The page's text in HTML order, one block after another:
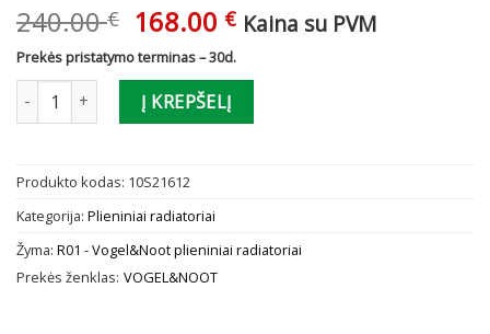
240.00€ Original
price
was:
240.00 €.
168.00 €Current
is:
Kaina su PVM
Prekės pristatymo terminas – 30d.
produkto kiekis: Radiatorius Vogel&Noot C21, 600x1200 šoninis
Į KREPŠELĮ
Produkto kodas: 10S21612
Kategorija: Plieniniai radiatoriai
Žyma: R01 - Vogel&Noot plieniniai radiatoriai
Prekės ženklas: VOGEL&NOOT